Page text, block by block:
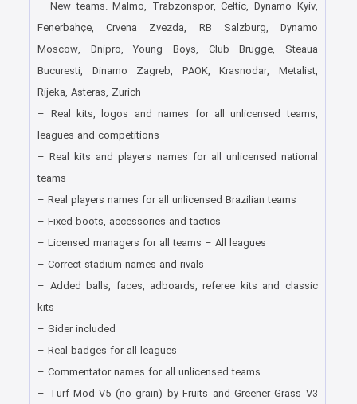
– New teams: Malmo, Trabzonspor, Celtic, Dynamo Kyiv,
Fenerbahçe, Crvena Zvezda, RB Salzburg, Dynamo
Moscow, Dnipro, Young Boys, Club Brugge, Steaua
Bucuresti, Dinamo Zagreb, PAOK, Krasnodar, Metalist,
Rijeka, Asteras, Zurich
– Real kits, logos and names for all unlicensed teams,
leagues and competitions
– Real kits and players names for all unlicensed national
teams
– Real players names for all unlicensed Brazilian teams
– Fixed boots, accessories and tactics
– Licensed managers for all teams – All leagues
– Correct stadium names and rivals
– Added balls, faces, adboards, referee kits and classic
kits
– Sider included
– Real badges for all leagues
– Commentator names for all unlicensed teams
– Turf Mod V5 (no grain) by Fruits and Greener Grass V3